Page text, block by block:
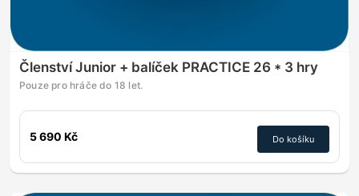
Členství Junior + balíček PRACTICE 26 * 3 hry
Pouze pro hráče do 18 let.
5 690 Kč Do košíku